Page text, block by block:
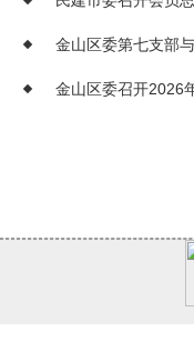
金山区委第七支部
金山区委召开2026